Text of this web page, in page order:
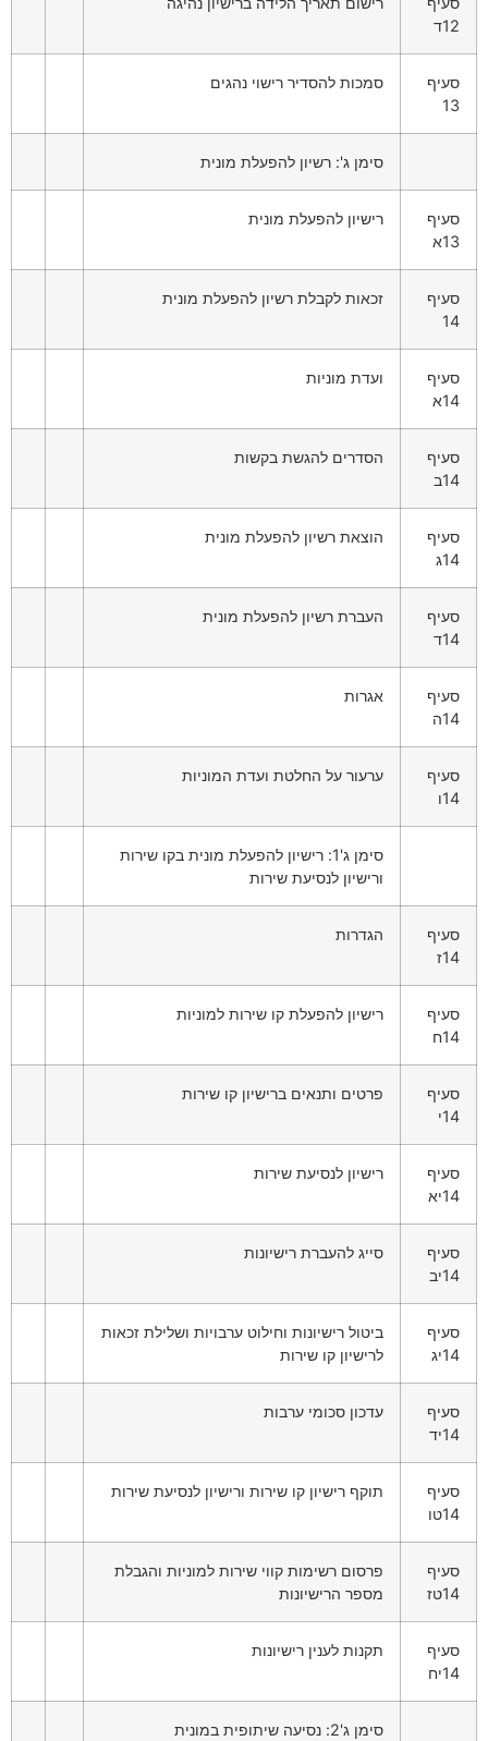
12ד
סעיף
13
סמכות להסדיר רישוי נהגים
סימן ג': רשיון להפעלת מונית
סעיף
13א
רישיון להפעלת מונית
סעיף
14
זכאות לקבלת רשיון להפעלת מונית
סעיף
14א
ועדת מוניות
סעיף
14ב
הסדרים להגשת בקשות
סעיף
14ג
הוצאת רשיון להפעלת מונית
סעיף
14ד
העברת רשיון להפעלת מונית
סעיף
14ה
אגרות
סעיף
14ו
ערעור על החלטת ועדת המוניות
סימן ג'1: רישיון להפעלת מונית בקו שירות
ורישיון לנסיעת שירות
סעיף
14ז
הגדרות
סעיף
14ח
רישיון להפעלת קו שירות למוניות
סעיף
14י
פרטים ותנאים ברישיון קו שירות
סעיף
14יא
רישיון לנסיעת שירות
סעיף
14יב
סייג להעברת רישיונות
סעיף
14יג
ביטול רישיונות וחילוט ערבויות ושלילת זכאות
לרישיון קו שירות
סעיף
14יד
עדכון סכומי ערבות
סעיף
14טו
תוקף רישיון קו שירות ורישיון לנסיעת שירות
סעיף
14טז
פרסום רשימות קווי שירות למוניות והגבלת
מספר הרישיונות
סעיף
14יח
תקנות לענין רישיונות
סימן ג'2: נסיעה שיתופית במונית